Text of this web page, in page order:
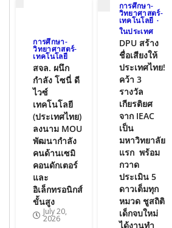
การศึกษา-
วิทยาศาสตร์-
เทคโนโลยี
สจล. ผนึก
กำลัง โซนี่ ดี
ไวซ์
เทคโนโลยี
(ประเทศไทย)
ลงนาม MOU
พัฒนากำลัง
คนด้านเซมิ
คอนดักเตอร์
และ
อิเล็กทรอนิกส์
ขั้นสูง
July 20,
2026
การศึกษา-
วิทยาศาสตร์-
เทคโนโลยี
ในประเทศ
DPU สร้าง
ชื่อเสียงให้
ประเทศไทย!
คว้า 3
รางวัล
เกียรติยศ
จาก IEAC
เป็น
มหาวิทยาลัย
แรก พร้อม
กวาด
ประเมิน 5
ดาวเต็มทุก
หมวด ชูสถิติ
เด็กจบใหม่
ได้งานทำ